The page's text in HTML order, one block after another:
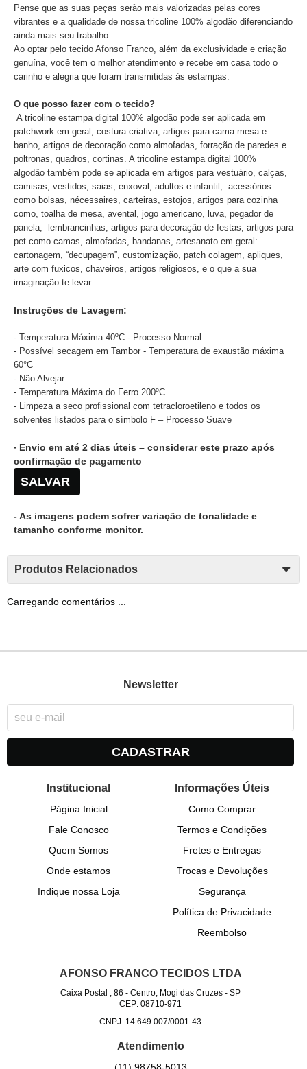
Pense que as suas peças serão mais valorizadas pelas cores
vibrantes e a qualidade de nossa tricoline 100% algodão diferenciando
ainda mais seu trabalho.
Ao optar pelo tecido Afonso Franco, além da exclusividade e criação
genuína, você tem o melhor atendimento e recebe em casa todo o
carinho e alegria que foram transmitidas às estampas.
O que posso fazer com o tecido?
A tricoline estampa digital 100% algodão pode ser aplicada em
patchwork em geral, costura criativa, artigos para cama mesa e
banho, artigos de decoração como almofadas, forração de paredes e
poltronas, quadros, cortinas. A tricoline estampa digital 100%
algodão também pode se aplicada em artigos para vestuário, calças,
camisas, vestidos, saias, enxoval, adultos e infantil, acessórios
como bolsas, nécessaires, carteiras, estojos, artigos para cozinha
como, toalha de mesa, avental, jogo americano, luva, pegador de
panela, lembrancinhas, artigos para decoração de festas, artigos para
pet como camas, almofadas, bandanas, artesanato em geral:
cartonagem, “decupagem”, customização, patch colagem, apliques,
arte com fuxicos, chaveiros, artigos religiosos, e o que a sua
imaginação te levar...
Instruções de Lavagem:
- Temperatura Máxima 40ºC - Processo Normal
- Possível secagem em Tambor - Temperatura de exaustão máxima
60°C
- Não Alvejar
- Temperatura Máxima do Ferro 200ºC
- Limpeza a seco profissional com tetracloroetileno e todos os
solventes listados para o símbolo F – Processo Suave
- Envio em até 2 dias úteis – considerar este prazo após
confirmação de pagamento
SALVAR
- As imagens podem sofrer variação de tonalidade e
tamanho conforme monitor.
Produtos Relacionados
Carregando comentários ...
Newsletter
CADASTRAR
Institucional
Página Inicial
Fale Conosco
Quem Somos
Onde estamos
Indique nossa Loja
Informações Úteis
Como Comprar
Termos e Condições
Fretes e Entregas
Trocas e Devoluções
Segurança
Política de Privacidade
Reembolso
AFONSO FRANCO TECIDOS LTDA
Caixa Postal , 86 -Centro, Mogi das Cruzes -SP
CEP: 08710-971
CNPJ: 14.649.007/0001-43
Atendimento